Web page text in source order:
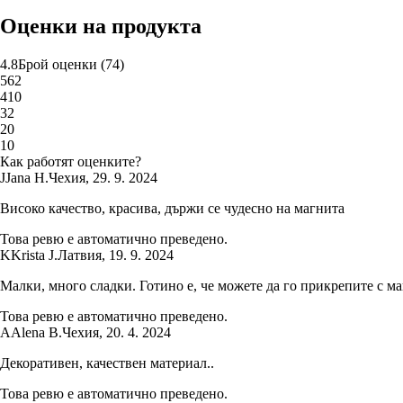
Оценки на продукта
4.8Брой оценки (74)
562
410
32
20
10
Как работят оценките?
JJana H.Чехия, 29. 9. 2024
Високо качество, красива, държи се чудесно на магнита
Това ревю е автоматично преведено.
KKrista J.Латвия, 19. 9. 2024
Малки, много сладки. Готино е, че можете да го прикрепите с
Това ревю е автоматично преведено.
AAlena B.Чехия, 20. 4. 2024
Декоративен, качествен материал..
Това ревю е автоматично преведено.